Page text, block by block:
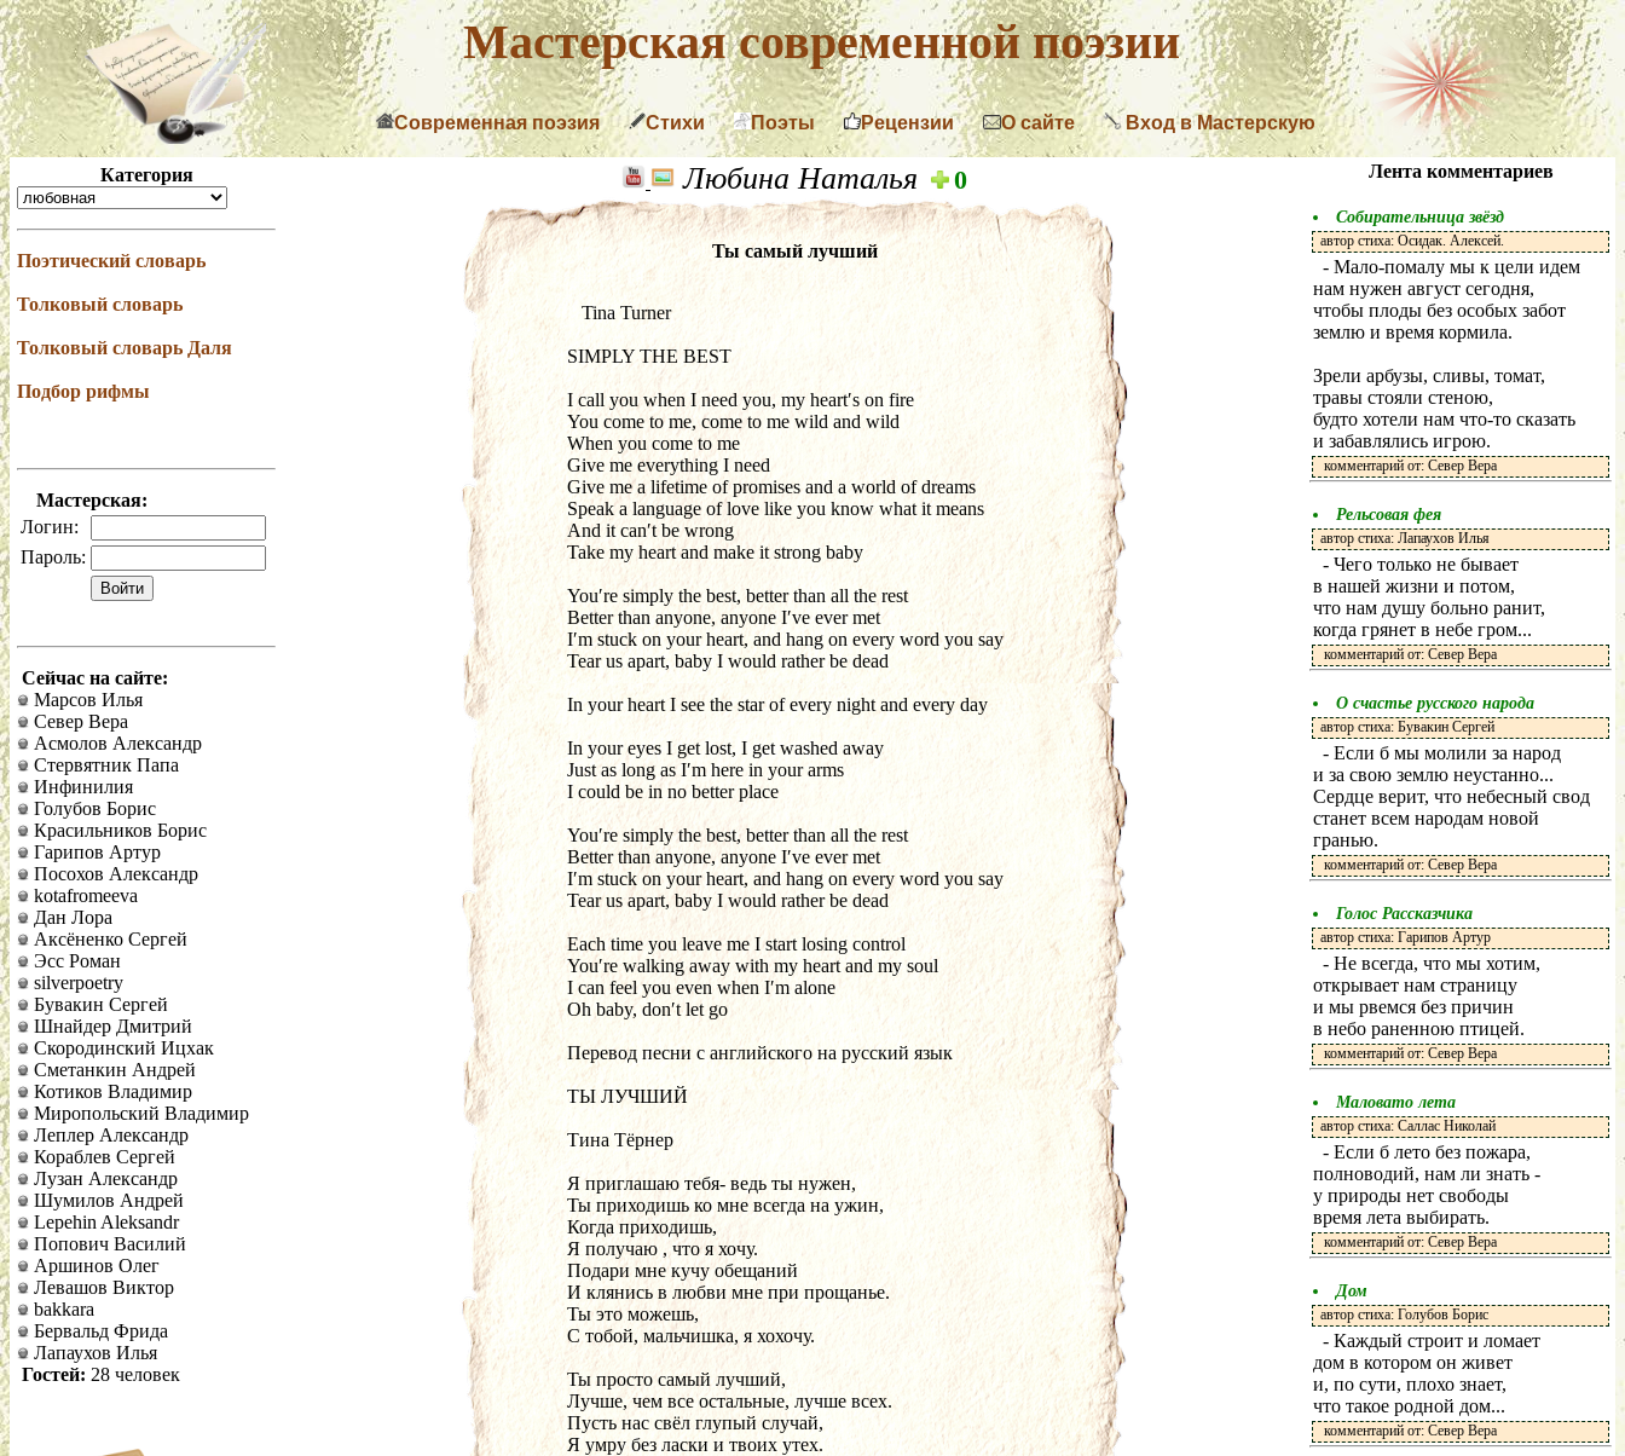
Мастерская современной поэзии
Современная поэзия Стихи Поэты Рецензии О сайте Вход в Мастерскую
Категория
Поэтический словарь
Толковый словарь
Толковый словарь Даля
Подбор рифмы
Мастерская:
Логин:
Пароль:
Сейчас на сайте:
Марсов Илья
Север Вера
Асмолов Александр
Стервятник Папа
Инфинилия
Голубов Борис
Красильников Борис
Гарипов Артур
Посохов Александр
kotafromeeva
Дан Лора
Аксёненко Сергей
Эсс Роман
silverpoetry
Бувакин Сергей
Шнайдер Дмитрий
Скородинский Ицхак
Сметанкин Андрей
Котиков Владимир
Миропольский Владимир
Леплер Александр
Кораблев Сергей
Лузан Александр
Шумилов Андрей
Lepehin Aleksandr
Попович Василий
Аршинов Олег
Левашов Виктор
bakkara
Бервальд Фрида
Лапаухов Илья
Гостей: 28 человек
Любина Наталья 0
Ты самый лучший
   Tina Turner
SIMPLY THE BEST
I call you when I need you, my heart′s on fire
You come to me, come to me wild and wild
When you come to me
Give me everything I need
Give me a lifetime of promises and a world of dreams
Speak a language of love like you know what it means
And it can′t be wrong
Take my heart and make it strong baby
You′re simply the best, better than all the rest
Better than anyone, anyone I′ve ever met
I′m stuck on your heart, and hang on every word you say
Tear us apart, baby I would rather be dead
In your heart I see the star of every night and every day
In your eyes I get lost, I get washed away
Just as long as I′m here in your arms
I could be in no better place
You′re simply the best, better than all the rest
Better than anyone, anyone I′ve ever met
I′m stuck on your heart, and hang on every word you say
Tear us apart, baby I would rather be dead
Each time you leave me I start losing control
You′re walking away with my heart and my soul
I can feel you even when I′m alone
Oh baby, don′t let go
Перевод песни с английского на русский язык
ТЫ ЛУЧШИЙ
Тина Тёрнер
Я приглашаю тебя- ведь ты нужен,
Ты приходишь ко мне всегда на ужин,
Когда приходишь,
Я получаю , что я хочу.
Подари мне кучу обещаний
И клянись в любви мне при прощанье.
Ты это можешь,
С тобой, мальчишка, я хохочу.
Ты просто самый лучший,
Лучше, чем все остальные, лучше всех.
Пусть нас свёл глупый случай,
Я умру без ласки и твоих утех.
Лента комментариев
Собирательница звёзд
автор стиха: Осидак. Алексей.
- Мало-помалу мы к цели идем
нам нужен август сегодня,
чтобы плоды без особых забот
землю и время кормила.
Зрели арбузы, сливы, томат,
травы стояли стеною,
будто хотели нам что-то сказать
и забавлялись игрою.
комментарий от: Север Вера
Рельсовая фея
автор стиха: Лапаухов Илья
- Чего только не бывает
в нашей жизни и потом,
что нам душу больно ранит,
когда грянет в небе гром...
комментарий от: Север Вера
О счастье русского народа
автор стиха: Бувакин Сергей
- Если б мы молили за народ
и за свою землю неустанно...
Сердце верит, что небесный свод
станет всем народам новой
гранью.
комментарий от: Север Вера
Голос Рассказчика
автор стиха: Гарипов Артур
- Не всегда, что мы хотим,
открывает нам страницу
и мы рвемся без причин
в небо раненною птицей.
комментарий от: Север Вера
Маловато лета
автор стиха: Саллас Николай
- Если б лето без пожара,
полноводий, нам ли знать -
у природы нет свободы
время лета выбирать.
комментарий от: Север Вера
Дом
автор стиха: Голубов Борис
- Каждый строит и ломает
дом в котором он живет
и, по сути, плохо знает,
что такое родной дом...
комментарий от: Север Вера